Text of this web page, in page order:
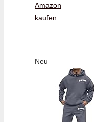
Amazon
kaufen
Neu